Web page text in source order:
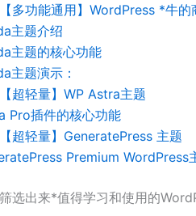
多功能通用】WordPress *牛
主题介绍
主题的核心功能
主题演示：
超轻量】WP Astra主题
Pro插件的核心功能
超轻量】GeneratePress 主题
Premium WordPress
选出来*值得学习和使用的